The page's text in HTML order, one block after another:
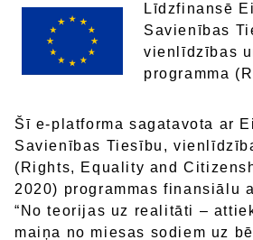
Līdzfinansē
Savienības
vienlīdzības
programma
Šī e-platforma sagatavota ar
Savienības Tiesību,
(Rights, Equality and
2020) programmas finansiālu
“No teorijas uz realitāti –
maiņa no miesas sodiem uz